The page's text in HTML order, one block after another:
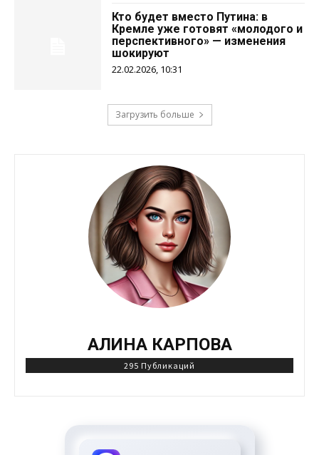
Кто будет вместо Путина: в
Кремле уже готовят «молодого и
перспективного» — изменения
шокируют
22.02.2026, 10:31
Загрузить больше
АЛИНА КАРПОВА
295 Публикаций